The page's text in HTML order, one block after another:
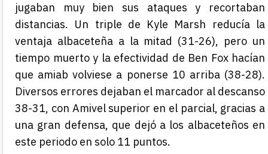
jugaban muy bien sus ataques y recortaban
distancias. Un triple de Kyle Marsh reducía la
ventaja albaceteña a la mitad (31-26), pero un
tiempo muerto y la efectividad de Ben Fox hacían
que amiab volviese a ponerse 10 arriba (38-28).
Diversos errores dejaban el marcador al descanso
38-31, con Amivel superior en el parcial, gracias a
una gran defensa, que dejó a los albaceteños en
este periodo en solo 11 puntos.